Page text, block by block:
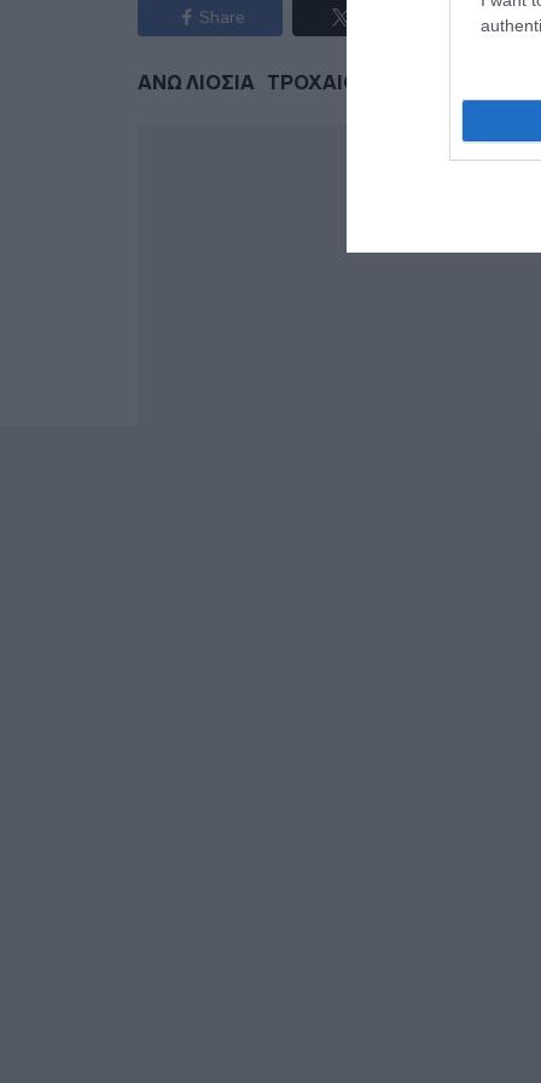
Share
ΑΝΩ ΛΙΟΣΙΑ ΤΡΟΧΑΙΟ